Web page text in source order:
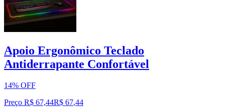
Apoio Ergonômico Teclado
Antiderrapante Confortável
14% OFF
Preço R$ 67,44R$ 67,44